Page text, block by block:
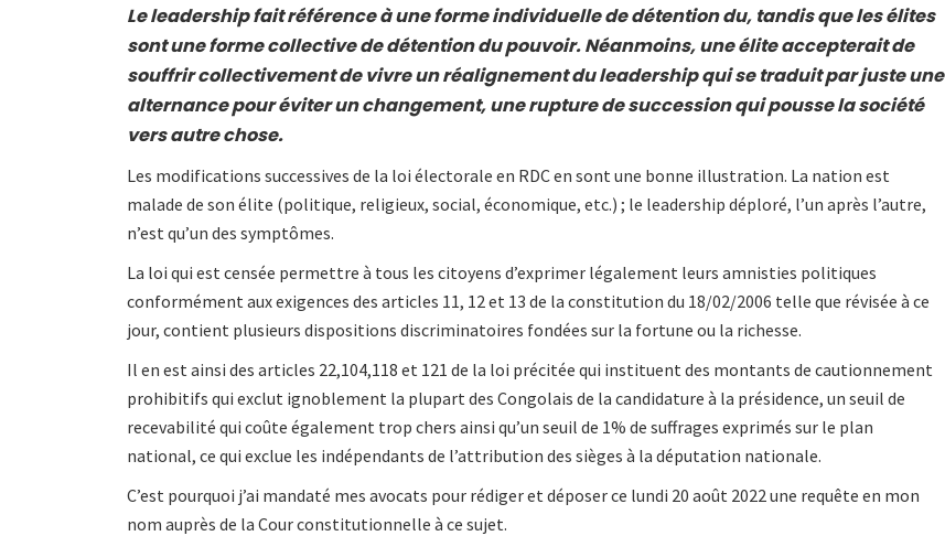
Le leadership fait référence à une forme individuelle de détention du, tandis que les élites
sont une forme collective de détention du pouvoir. Néanmoins, une élite accepterait de
souffrir collectivement de vivre un réalignement du leadership qui se traduit par juste une
alternance pour éviter un changement, une rupture de succession qui pousse la société
vers autre chose.
Les modifications successives de la loi électorale en RDC en sont une bonne illustration. La nation est
malade de son élite (politique, religieux, social, économique, etc.) ; le leadership déploré, l’un après l’autre,
n’est qu’un des symptômes.
La loi qui est censée permettre à tous les citoyens d’exprimer légalement leurs amnisties politiques
conformément aux exigences des articles 11, 12 et 13 de la constitution du 18/02/2006 telle que révisée à ce
jour, contient plusieurs dispositions discriminatoires fondées sur la fortune ou la richesse.
Il en est ainsi des articles 22,104,118 et 121 de la loi précitée qui instituent des montants de cautionnement
prohibitifs qui exclut ignoblement la plupart des Congolais de la candidature à la présidence, un seuil de
recevabilité qui coûte également trop chers ainsi qu’un seuil de 1% de suffrages exprimés sur le plan
national, ce qui exclue les indépendants de l’attribution des sièges à la députation nationale.
C’est pourquoi j’ai mandaté mes avocats pour rédiger et déposer ce lundi 20 août 2022 une requête en mon
nom auprès de la Cour constitutionnelle à ce sujet.